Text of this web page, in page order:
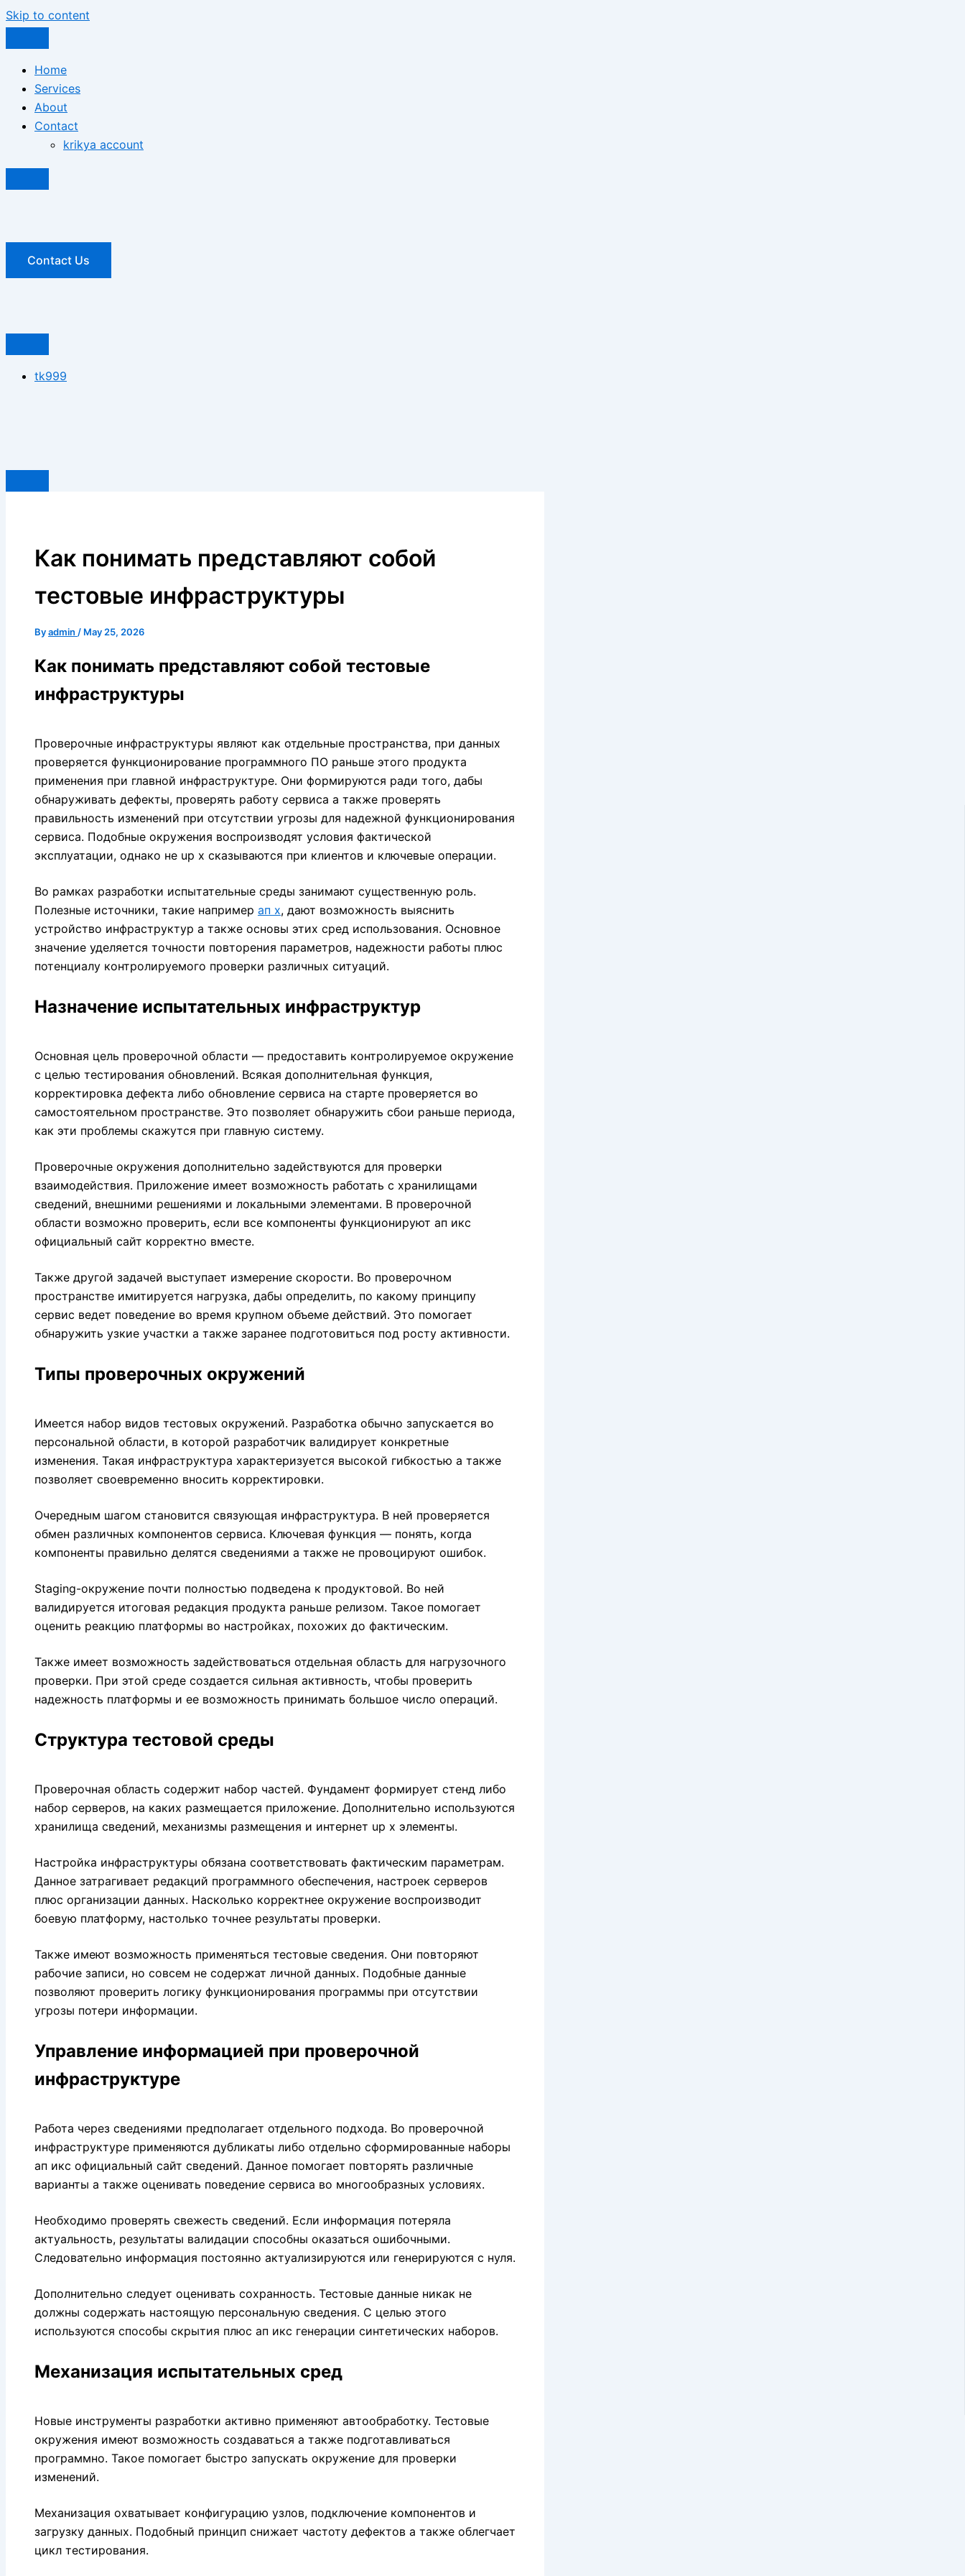
Skip to content
Home
Services
About
Contact
krikya account
Contact Us
tk999
Как понимать представляют собой
тестовые инфраструктуры
Byadmin / May 25, 2026
Как понимать представляют собой тестовые
инфраструктуры
Проверочные инфраструктуры являют как отдельные пространства, при данных
проверяется функционирование программного ПО раньше этого продукта
применения при главной инфраструктуре. Они формируются ради того, дабы
обнаруживать дефекты, проверять работу сервиса а также проверять
правильность изменений при отсутствии угрозы для надежной функционирования
сервиса. Подобные окружения воспроизводят условия фактической
эксплуатации, однако не up x сказываются при клиентов и ключевые операции.
Во рамках разработки испытательные среды занимают существенную роль.
Полезные источники, такие например ап х, дают возможность выяснить
устройство инфраструктур а также основы этих сред использования. Основное
значение уделяется точности повторения параметров, надежности работы плюс
потенциалу контролируемого проверки различных ситуаций.
Назначение испытательных инфраструктур
Основная цель проверочной области — предоставить контролируемое окружение
с целью тестирования обновлений. Всякая дополнительная функция,
корректировка дефекта либо обновление сервиса на старте проверяется во
самостоятельном пространстве. Это позволяет обнаружить сбои раньше периода,
как эти проблемы скажутся при главную систему.
Проверочные окружения дополнительно задействуются для проверки
взаимодействия. Приложение имеет возможность работать с хранилищами
сведений, внешними решениями и локальными элементами. В проверочной
области возможно проверить, если все компоненты функционируют ап икс
официальный сайт корректно вместе.
Также другой задачей выступает измерение скорости. Во проверочном
пространстве имитируется нагрузка, дабы определить, по какому принципу
сервис ведет поведение во время крупном объеме действий. Это помогает
обнаружить узкие участки а также заранее подготовиться под росту активности.
Типы проверочных окружений
Имеется набор видов тестовых окружений. Разработка обычно запускается во
персональной области, в которой разработчик валидирует конкретные
изменения. Такая инфраструктура характеризуется высокой гибкостью а также
позволяет своевременно вносить корректировки.
Очередным шагом становится связующая инфраструктура. В ней проверяется
обмен различных компонентов сервиса. Ключевая функция — понять, когда
компоненты правильно делятся сведениями а также не провоцируют ошибок.
Staging-окружение почти полностью подведена к продуктовой. Во ней
валидируется итоговая редакция продукта раньше релизом. Такое помогает
оценить реакцию платформы во настройках, похожих до фактическим.
Также имеет возможность задействоваться отдельная область для нагрузочного
проверки. При этой среде создается сильная активность, чтобы проверить
надежность платформы и ее возможность принимать большое число операций.
Структура тестовой среды
Проверочная область содержит набор частей. Фундамент формирует стенд либо
набор серверов, на каких размещается приложение. Дополнительно используются
хранилища сведений, механизмы размещения и интернет up x элементы.
Настройка инфраструктуры обязана соответствовать фактическим параметрам.
Данное затрагивает редакций программного обеспечения, настроек серверов
плюс организации данных. Насколько корректнее окружение воспроизводит
боевую платформу, настолько точнее результаты проверки.
Также имеют возможность применяться тестовые сведения. Они повторяют
рабочие записи, но совсем не содержат личной данных. Подобные данные
позволяют проверить логику функционирования программы при отсутствии
угрозы потери информации.
Управление информацией при проверочной
инфраструктуре
Работа через сведениями предполагает отдельного подхода. Во проверочной
инфраструктуре применяются дубликаты либо отдельно сформированные наборы
ап икс официальный сайт сведений. Данное помогает повторять различные
варианты а также оценивать поведение сервиса во многообразных условиях.
Необходимо проверять свежесть сведений. Если информация потеряла
актуальность, результаты валидации способны оказаться ошибочными.
Следовательно информация постоянно актуализируются или генерируются с нуля.
Дополнительно следует оценивать сохранность. Тестовые данные никак не
должны содержать настоящую персональную сведения. С целью этого
используются способы скрытия плюс ап икс генерации синтетических наборов.
Механизация испытательных сред
Новые инструменты разработки активно применяют автообработку. Тестовые
окружения имеют возможность создаваться а также подготавливаться
программно. Такое помогает быстро запускать окружение для проверки
изменений.
Механизация охватывает конфигурацию узлов, подключение компонентов и
загрузку данных. Подобный принцип снижает частоту дефектов а также облегчает
цикл тестирования.